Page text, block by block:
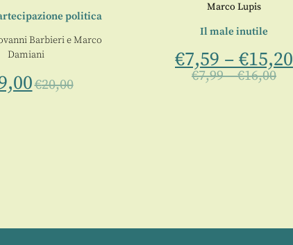
politica
BarbierieMarco
Damiani
€20,00
Marco Lupis
Il male inutile
€7,59 – €15,20
€7,99–€16,00